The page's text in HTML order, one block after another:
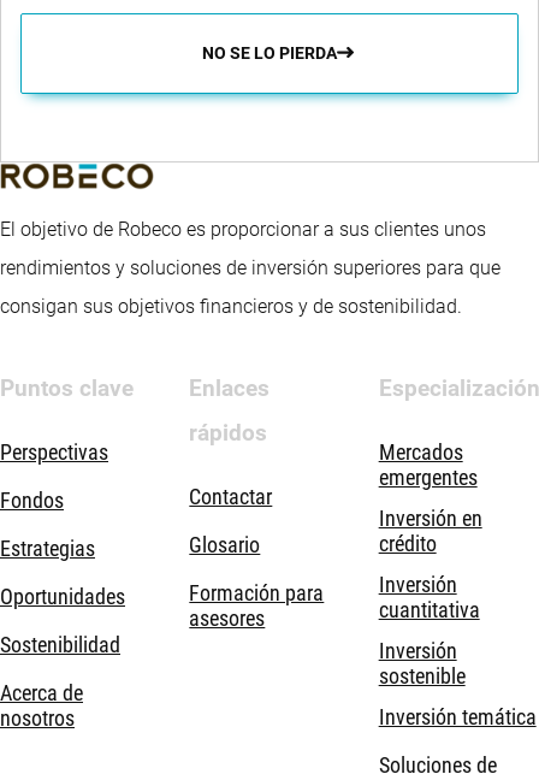
NO SE LO PIERDA
El objetivo de Robeco es proporcionar a sus clientes unos
rendimientos y soluciones de inversión superiores para que
consigan sus objetivos financieros y de sostenibilidad.
Puntos clave
Perspectivas
Fondos
Estrategias
Oportunidades
Sostenibilidad
Acerca de
nosotros
Enlaces
rápidos
Contactar
Glosario
Formación para
asesores
Especialización
Mercados
emergentes
Inversión en
crédito
Inversión
cuantitativa
Inversión
sostenible
Inversión temática
Soluciones de